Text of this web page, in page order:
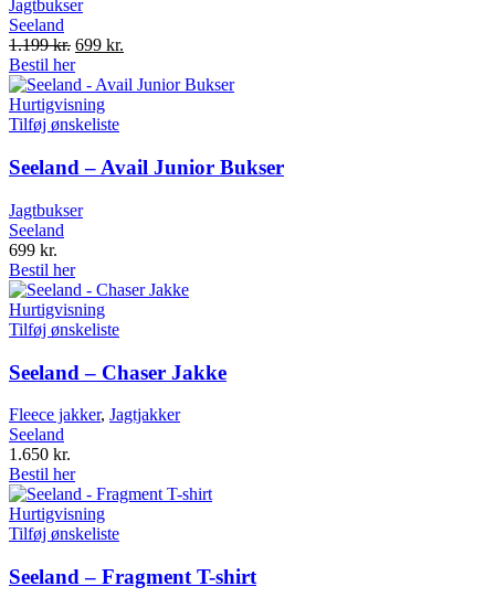
Jagtbukser
Seeland
1.199kr. Original
price
was:
1.199 kr..
699 kr.
is:
Bestil her
Hurtigvisning
Tilføj ønskeliste
Seeland – Avail Junior Bukser
Jagtbukser
Seeland
699 kr.
Bestil her
Hurtigvisning
Tilføj ønskeliste
Seeland – Chaser Jakke
Fleece jakker, Jagtjakker
Seeland
1.650 kr.
Bestil her
Hurtigvisning
Tilføj ønskeliste
Seeland – Fragment T-shirt